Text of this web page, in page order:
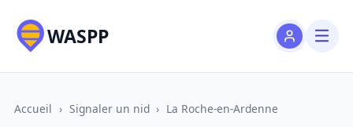
WASPP
Accueil › Signaler un nid › La Roche-en-Ardenne